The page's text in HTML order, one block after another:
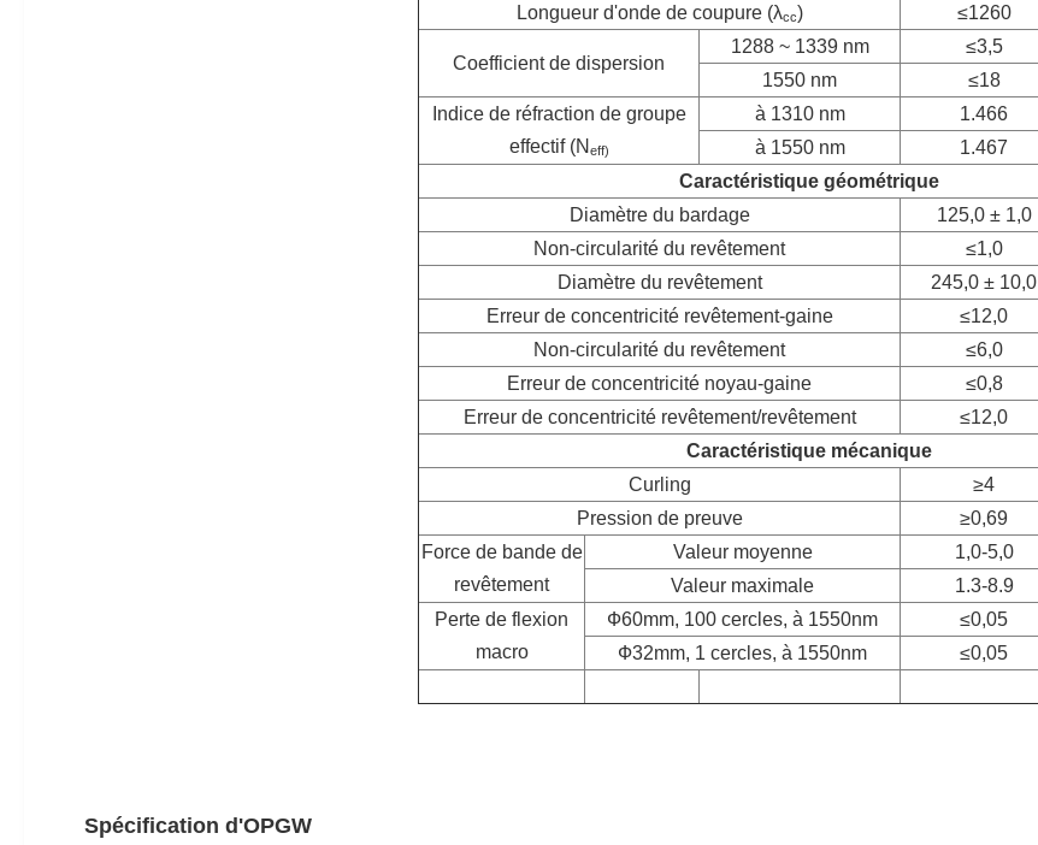
Longueur d'onde de coupure (λcc) ≤1260
Coefficient de dispersion
1288 ~ 1339 nm ≤3,5
1550 nm
≤18
Indice de réfraction de groupe
effectif (N eff)
à 1310 nm 1.466
à 1550 nm
1.467
Caractéristique géométrique
Diamètre du bardage
125,0 ± 1,0
Non-circularité du revêtement
≤1,0
Diamètre du revêtement
245,0 ± 10,0
Erreur de concentricité revêtement-gaine
≤12,0
Non-circularité du revêtement
≤6,0
Erreur de concentricité noyau-gaine
≤0,8
Erreur de concentricité revêtement/revêtement
≤12,0
Caractéristique mécanique
Curling
≥4
Pression de preuve
≥0,69
Force de bande de
revêtement
Valeur moyenne 1,0-5,0
Valeur maximale
1.3-8.9
Perte de flexion
macro
Ф60mm, 100 cercles, à 1550nm ≤0,05
Ф32mm, 1 cercles, à 1550nm
≤0,05
Spécification d'OPGW